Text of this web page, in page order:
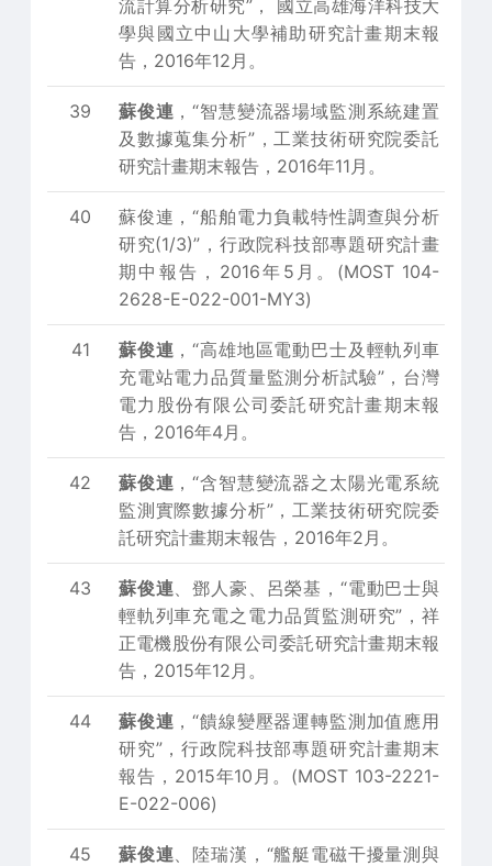
流計算分析研究”， 國立高雄海洋科技大
學與國立中山大學補助研究計畫期末報
告，2016年12月。
39 蘇俊連 ，“智慧變流器場域監測系統建置
及數據蒐集分析”，工業技術研究院委託
研究計畫期末報告，2016年11月。
40
蘇俊連，“船舶電力負載特性調查與分析
研究(1/3)”，行政院科技部專題研究計畫
期中報告，2016年5月。(MOST 104-
2628-E-022-001-MY3)
41 蘇俊連 ，“高雄地區電動巴士及輕軌列車
充電站電力品質量監測分析試驗”，台灣
電力股份有限公司委託研究計畫期末報
告，2016年4月。
42 蘇俊連 ，“含智慧變流器之太陽光電系統
監測實際數據分析”，工業技術研究院委
託研究計畫期末報告，2016年2月。
43 蘇俊連、鄧人豪、呂榮基，“電動巴士與
輕軌列車充電之電力品質監測研究”，祥
正電機股份有限公司委託研究計畫期末報
告，2015年12月。
44 蘇俊連 ，“饋線變壓器運轉監測加值應用
研究”，行政院科技部專題研究計畫期末
報告，2015年10月。(MOST 103-2221-
E-022-006)
45 蘇俊連、陸瑞漢，“艦艇電磁干擾量測與